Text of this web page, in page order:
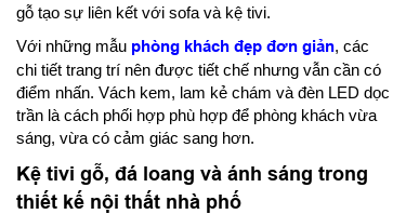
gỗ tạo sự liên kết với sofa và kệ tivi.
Với những mẫu phòng khách đẹp đơn giản, các
chi tiết trang trí nên được tiết chế nhưng vẫn cần có
điểm nhấn. Vách kem, lam kẻ chám và đèn LED dọc
trần là cách phối hợp phù hợp để phòng khách vừa
sáng, vừa có cảm giác sang hơn.
Kệ tivi gỗ, đá loang và ánh sáng trong
thiết kế nội thất nhà phố